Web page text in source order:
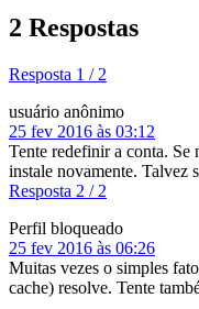
2 Respostas
Resposta 1 / 2
usuário anônimo
25 fev 2016 às 03:12
Tente redefinir a conta. Se
instale novamente. Talvez
Resposta 2 / 2
Perfil bloqueado
25 fev 2016 às 06:26
Muitas vezes o simples
cache) resolve. Tente